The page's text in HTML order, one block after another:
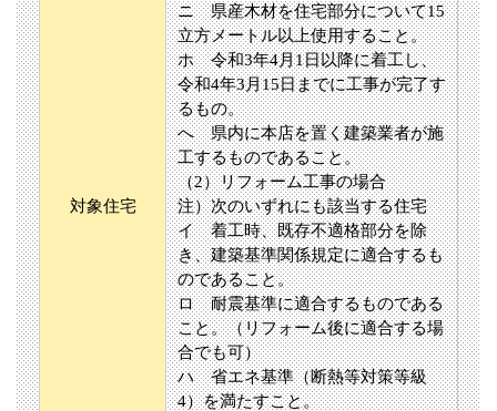
対象住宅
ニ 県産木材を住宅部分について15
立方メートル以上使用すること。
ホ 令和3年4月1日以降に着工し、
令和4年3月15日までに工事が完了す
るもの。
へ 県内に本店を置く建築業者が施
工するものであること。
（2）リフォーム工事の場合
注）次のいずれにも該当する住宅
イ 着工時、既存不適格部分を除
き、建築基準関係規定に適合するも
のであること。
ロ 耐震基準に適合するものである
こと。（リフォーム後に適合する場
合でも可）
ハ 省エネ基準（断熱等対策等級
4）を満たすこと。